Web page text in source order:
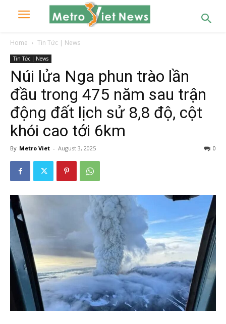
Home Tin Tức | News
Tin Tức | News
Núi lửa Nga phun trào lần
đầu trong 475 năm sau trận
động đất lịch sử 8,8 độ, cột
khói cao tới 6km
By Metro Viet - August 3, 2025 0